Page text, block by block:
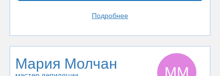
Подробнее
Мария Молчан
ММ